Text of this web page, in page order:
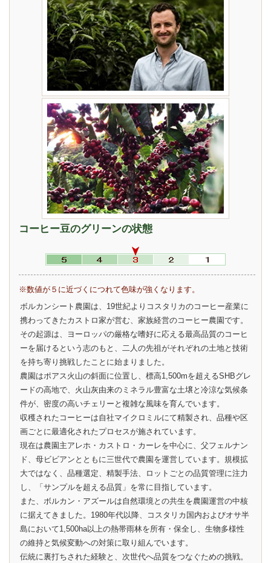
コーヒー豆のグリーンの状態
※数値が５に近づくにつれて色味が強くなります。
ボルカンシート農園は、19世紀よりコスタリカのコーヒー産業に
携わってきたカストロ家が営む、家族経営のコーヒー農園です。
その起源は、ヨーロッパの厳格な嗜好に応える最高品質のコーヒ
ーを届けるという志のもと、二人の先祖がそれぞれの土地と技術
を持ち寄り挑戦したことに始まりました。
農園はポアス火山の斜面に位置し、標高1,500mを超えるSHBグレ
ードの高地で、火山灰由来のミネラル豊富な土壌と冷涼な気候条
件が、密度の高いチェリーと複雑な風味を育んでいます。
収穫されたコーヒーは自社マイクロミルにて精製され、品種や区
画ごとに最適化されたプロセスが施されています。
現在は農園主アレホ・カストロ・カーレを中心に、父フェルナン
ド、母ビビアンとともに三世代で農園を運営しています。規模拡
大ではなく、品種選定、精製手法、ロットごとの品質管理に注力
し、「サンプルを超える品質」を常に目指しています。
また、ボルカン・アズールは自然環境との共生を農園運営の中核
に据えてきました。1980年代以降、コスタリカ国内およびオサ半
島において1,500ha以上の熱帯雨林を所有・保全し、生物多様性
の維持と気候変動への対策に取り組んでいます。
伝統に裏打ちされた経験と、次世代へ品質をつなぐための挑戦。